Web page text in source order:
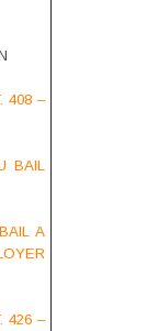
408 –
BAIL
A
426 –